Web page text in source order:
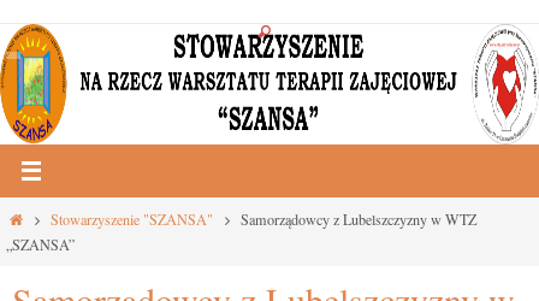
Przejdź
do
treści
Strona
główna
Stowarzyszenie "SZANSA"
Samorządowcy z Lubelszczyzny w WTZ
„SZANSA”